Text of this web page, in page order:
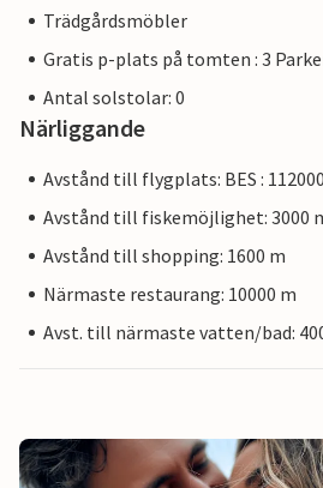
Trädgårdsmöbler
Gratis p-plats på tomten : 3
Antal solstolar: 0
Närliggande
Avstånd till flygplats: BES :
Avstånd till fiskemöjlighet: 3000
Avstånd till shopping: 1600 m
Närmaste restaurang: 10000 m
Avst. till närmaste vatten/bad: